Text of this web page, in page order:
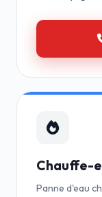
Chauffe-
Panne d'eau